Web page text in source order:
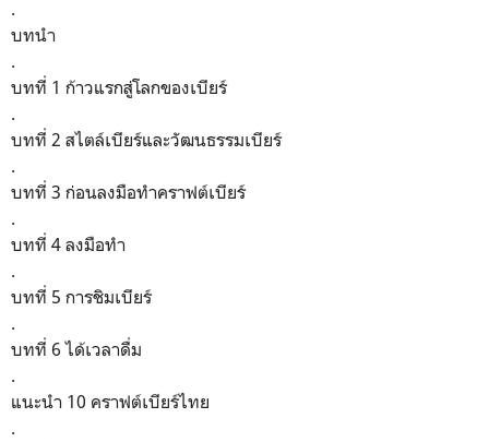
.
บทนำ
.
บทที่ 1 ก้าวแรกสู่โลกของเบียร์
.
บทที่ 2 สไตล์เบียร์และวัฒนธรรมเบียร์
.
บทที่ 3 ก่อนลงมือทำคราฟต์เบียร์
.
บทที่ 4 ลงมือทำ
.
บทที่ 5 การชิมเบียร์
.
บทที่ 6 ได้เวลาดื่ม
.
แนะนำ 10 คราฟต์เบียร์ไทย
.